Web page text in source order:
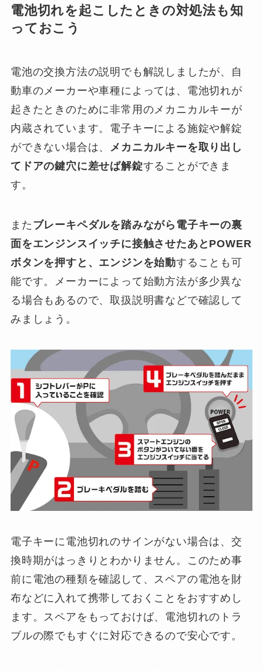
電池切れを起こしたときの対処法も知
っておこう
電池の交換方法の説明でも解説しましたが、自
動車のメーカーや車種によっては、電池切れが
起きたときのために非常用のメカニカルキーが
内蔵されています。電子キーによる施錠や解錠
ができない場合は、 メカニカルキーを取り出し
てドアの鍵穴に差せば解錠することができま
す。
また ブレーキペダルを踏みながら電子キーの裏
面をエンジンスイッチに接触させたあとPOWER
ボタンを押すと、エンジンを始動することも可
能です。メーカーによって始動方法が多少異な
る場合もあるので、取扱説明書などで確認して
みましょう。
電子キーに電池切れのサインがない場合は、交
換時期がはっきりとわかりません。このため事
前に電池の種類を確認して、スペアの電池を財
布などに入れて携帯しておくことをおすすめし
ます。スペアをもっておけば、電池切れのトラ
ブルの際でもすぐに対応できるので安心です。